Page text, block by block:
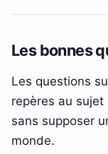
Les bonnes
Les questions
repères au
sans supposer
monde.